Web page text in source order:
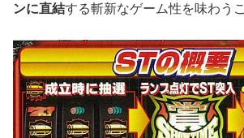
ンに直結する斬新なゲーム性を味わう